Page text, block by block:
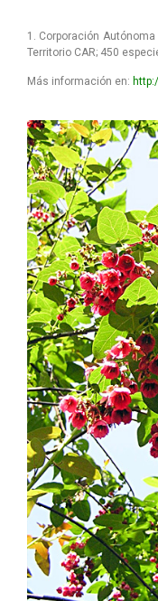
1. Corporación
Territorio CAR; 450
Más información en: